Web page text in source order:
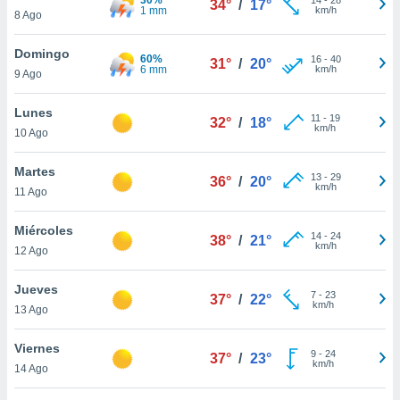
más
nuestra
y
de
disponible
cookies
aceptar
8 Ago
1 mm
34° / 17°
km/h
Domingo
9 Ago
60%
6 mm
31° / 20° 16- 40
km/h
Lunes
10 Ago
32° / 18° 11 - 19
km/h
Martes
11 Ago
36° / 20° 13- 29
km/h
Miércoles
12 Ago
38° / 21° 14- 24
km/h
Jueves
13 Ago
37° / 22° 7- 23
km/h
Viernes
14 Ago
37° / 23° 9- 24
km/h